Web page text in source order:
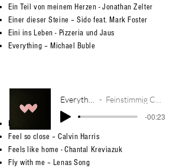
Ein Teil von meinem Herzen - Jonathan Zelter
Einer dieser Steine – Sido feat. Mark Foster
Eini ins Leben - Pizzeria und Jaus
Everything – Michael Buble
Everytime we touch (slow Version) – Cascada
Feel so close – Calvin Harris
Feels like home - Chantal Kreviazuk
Fly with me – Lenas Song
Feinstimmig Cover
-00:23